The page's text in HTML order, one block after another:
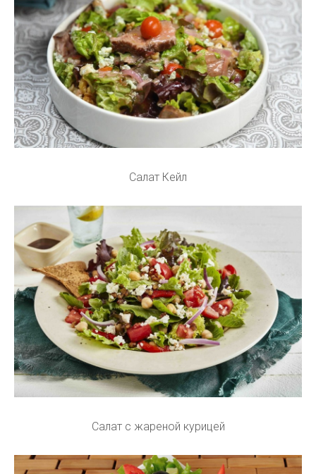
Салат Кейл
Салат с жареной курицей